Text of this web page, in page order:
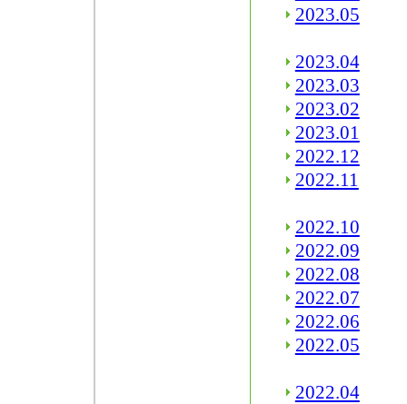
2023.05
2023.04
2023.03
2023.02
2023.01
2022.12
2022.11
2022.10
2022.09
2022.08
2022.07
2022.06
2022.05
2022.04